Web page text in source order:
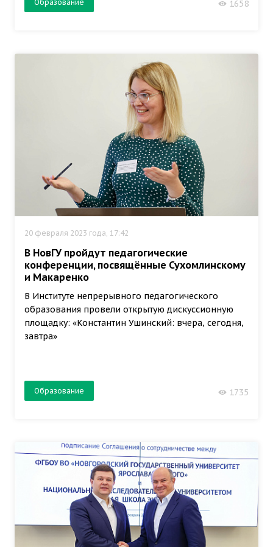
Образование 1658
20 февраля 2023 года, 17:42
В НовГУ пройдут педагогические
конференции, посвящённые Сухомлинскому
и Макаренко
В Институте непрерывного педагогического
образования провели открытую дискуссионную
площадку: «Константин Ушинский: вчера, сегодня,
завтра»
Образование 1735